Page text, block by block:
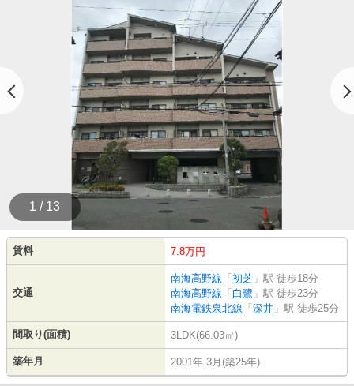
1 / 13
賃料 7.8万円
交通
南海高野線 「 初芝 」駅 徒歩18分
南海高野線 「 白鷺 」駅 徒歩23分
南海電鉄泉北線 「 深井 」駅 徒歩25分
間取り(面積) 3LDK(66.03㎡)
築年月 2001年 3月(築25年)